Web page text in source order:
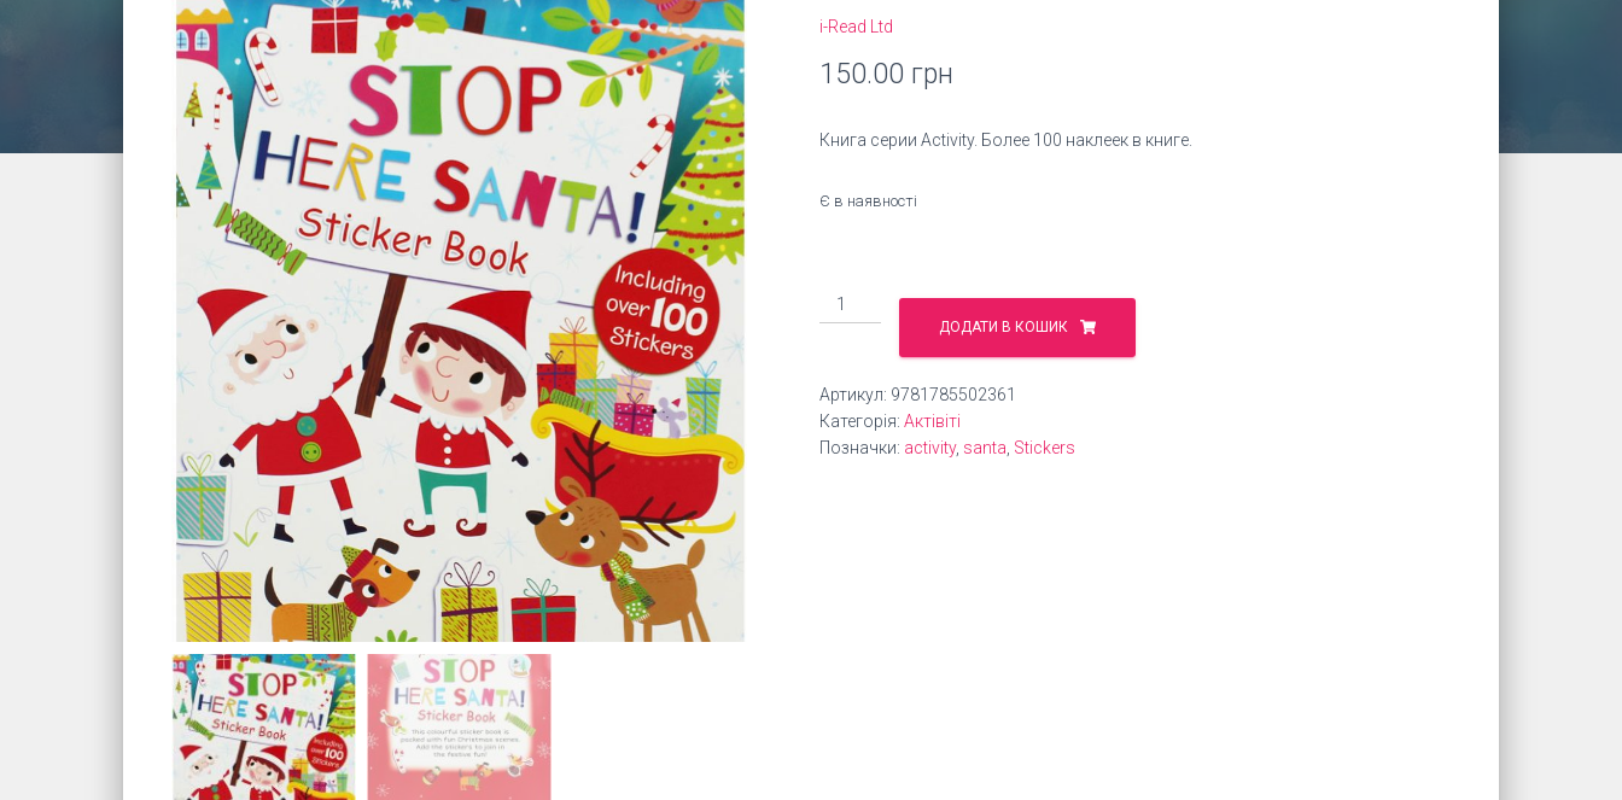
i-Read Ltd
150.00 грн
Книга серии Activity. Более 100 наклеек в книге.
Є в наявності
Stop
Here
Book
кількість
ДОДАТИ В КОШИК
Артикул: 9781785502361
Категорія: Актівіті
Позначки: activity, santa Stickers